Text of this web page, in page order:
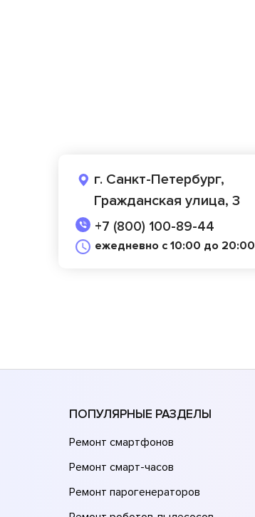
г. Санкт-Петербург,
Гражданская улица, 3
+7 (800) 100-89-44
ежедневно с 10:00 до 20:00
ПОПУЛЯРНЫЕ РАЗДЕЛЫ
Ремонт смартфонов
Ремонт смарт-часов
Ремонт парогенераторов